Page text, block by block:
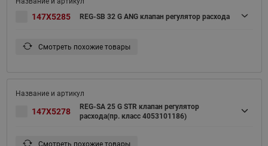
147X5285 REG-SB 32 G ANG клапан регулятор расхода
Смотреть похожие товары
147X5278
REG-SA 25 G STR клапан регулятор
расхода(пр. класс 4053101186)
Смотреть похожие товары